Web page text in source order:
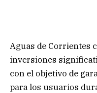
Aguas de Corrientes
inversiones
con el objetivo de
para los usuarios